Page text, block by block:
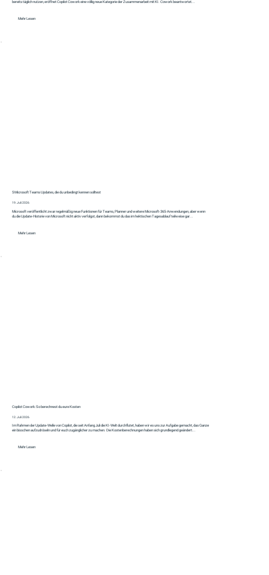
bereits täglich nutzen, eröffnet Copilot Cowork eine völlig neue Kategorie der Zusammenarbeit mit KI. Cowork beantwortet...
Mehr Lesen
5 Microsoft Teams Updates, die du unbedingt kennen solltest
19. Juli 2026
Microsoft veröffentlicht zwar regelmäßig neue Funktionen für Teams, Planner und weitere Microsoft-365-Anwendungen, aber wenn
du die Update-Historie von Microsoft nicht aktiv verfolgst, dann bekommst du das im hektischen Tagesablauf teilweise gar...
Mehr Lesen
Copilot Cowork: So berechnest du eure Kosten
12. Juli 2026
Im Rahmen der Update-Welle von Copilot, die seit Anfang Juli die KI-Welt durchflutet, haben wir es uns zur Aufgabe gemacht, das Ganze
ein bisschen aufzudröseln und für euch zugänglicher zu machen. Die Kostenberechnungen haben sich grundlegend geändert...
Mehr Lesen